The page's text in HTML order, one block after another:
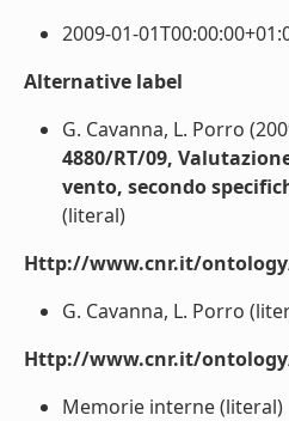
2009-01-
Alternative label
G. Cavanna, L. Porro
4880/RT/09,
vento, secondo
(literal)
Http://www.cnr.it/
G. Cavanna, L. Porro
Http://www.cnr.it/
Memorie interne (literal)